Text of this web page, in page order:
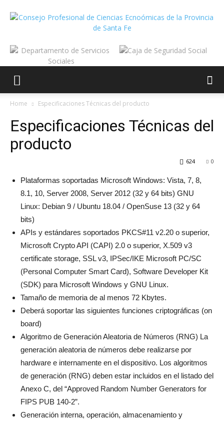
Home Especificaciones Técnicas del producto
Especificaciones Técnicas del
producto
0
624
Plataformas soportadas Microsoft Windows: Vista, 7, 8,
8.1, 10, Server 2008, Server 2012 (32 y 64 bits) GNU
Linux: Debian 9 / Ubuntu 18.04 / OpenSuse 13 (32 y 64
bits)
APIs y estándares soportados PKCS#11 v2.20 o superior,
Microsoft Crypto API (CAPI) 2.0 o superior, X.509 v3
certificate storage, SSL v3, IPSec/IKE Microsoft PC/SC
(Personal Computer Smart Card), Software Developer Kit
(SDK) para Microsoft Windows y GNU Linux.
Tamaño de memoria de al menos 72 Kbytes.
Deberá soportar las siguientes funciones criptográficas (on
board)
Algoritmo de Generación Aleatoria de Números (RNG) La
generación aleatoria de números debe realizarse por
hardware e internamente en el dispositivo. Los algoritmos
de generación (RNG) deben estar incluidos en el listado del
Anexo C, del “Approved Random Number Generators for
FIPS PUB 140-2”.
Generación interna, operación, almacenamiento y